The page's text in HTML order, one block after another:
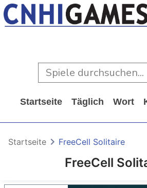
Startseite Täglich Wort
FreeCell
Startseite FreeCell Solitaire